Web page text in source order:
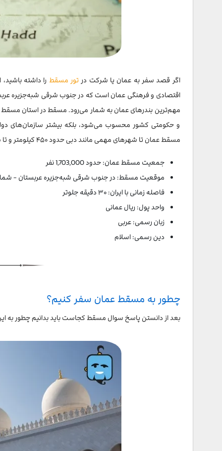
اگر قصد سفر به عمان یا شرکت در تور مسقط را داشته
اقتصادی و فرهنگی عمان است که در جنوب شرقی شبه‌جزیره
مهم‌ترین بندرهای عمان به شمار می‌رود. مسقط در استان مسقط
و حکومتی کشور محسوب می‌شود، بلکه بیشتر سازمان‌های
مسقط عمان تا شهرهای مهمی مانند دبی حدود ۴۵۰ کیلومتر و تا صلاله، دومین شهر بزرگ عمان، بیش از ۱۰۰۰ کیلومتر است.
جمعیت مسقط عمان: حدود 1,703,000 نفر
موقعیت مسقط: در جنوب شرقی شبه‌جزیره عربستان -
فاصله زمانی با ایران: ۳۰ دقیقه جلوتر
واحد پول: ریال عمانی
زبان رسمی: عربی
دین رسمی: اسلام
چطور به مسقط عمان سفر کنیم؟
بعد از دانستن پاسخ سوال مسقط کجاست باید بدانیم چطور به